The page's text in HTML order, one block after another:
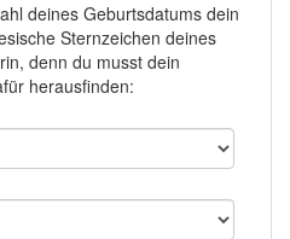
deines Geburtsdatums dein
Sternzeichen deines
denn du musst dein
herausfinden: